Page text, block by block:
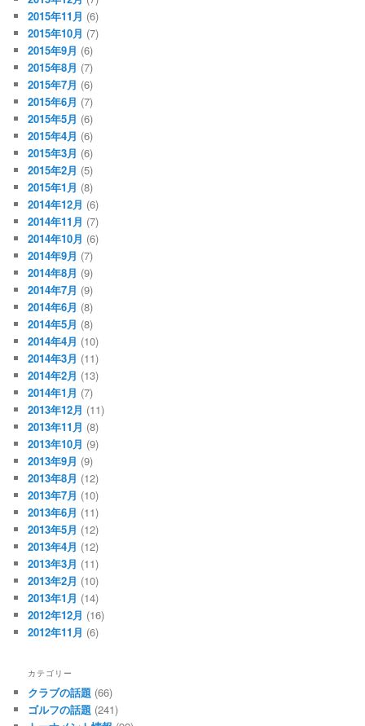
2015年11月 (6)
2015年10月 (7)
2015年9月 (6)
2015年8月 (7)
2015年7月 (6)
2015年6月 (7)
2015年5月 (6)
2015年4月 (6)
2015年3月 (6)
2015年2月 (5)
2015年1月 (8)
2014年12月 (6)
2014年11月 (7)
2014年10月 (6)
2014年9月 (7)
2014年8月 (9)
2014年7月 (9)
2014年6月 (8)
2014年5月 (8)
2014年4月 (10)
2014年3月 (11)
2014年2月 (13)
2014年1月 (7)
2013年12月 (11)
2013年11月 (8)
2013年10月 (9)
2013年9月 (9)
2013年8月 (12)
2013年7月 (10)
2013年6月 (11)
2013年5月 (12)
2013年4月 (12)
2013年3月 (11)
2013年2月 (10)
2013年1月 (14)
2012年12月 (16)
2012年11月 (6)
カテゴリー
クラブの話題 (66)
ゴルフの話題 (241)